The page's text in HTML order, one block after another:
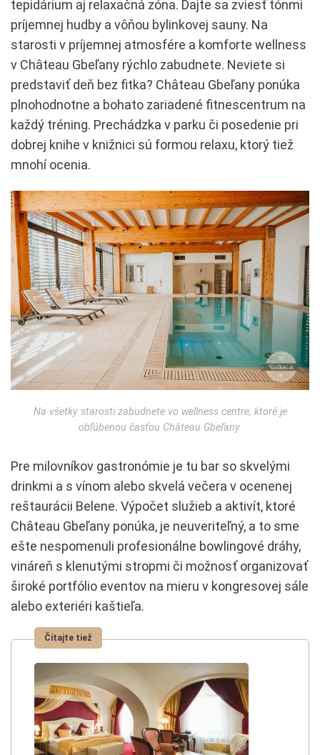
tepidárium aj relaxačná zóna. Dajte sa zviesť tónmi
príjemnej hudby a vôňou bylinkovej sauny. Na
starosti v príjemnej atmosfére a komforte wellness
v Château Gbeľany rýchlo zabudnete. Neviete si
predstaviť deň bez fitka? Château Gbeľany ponúka
plnohodnotne a bohato zariadené fitnescentrum na
každý tréning. Prechádzka v parku či posedenie pri
dobrej knihe v knižnici sú formou relaxu, ktorý tiež
mnohí ocenia.
Na všetky starosti zabudnete vo wellness centre, ktoré je
obľúbenou časťou Château Gbeľany.
Pre milovníkov gastronómie je tu bar so skvelými
drinkmi a s vínom alebo skvelá večera v ocenenej
reštaurácii Belene. Výpočet služieb a aktivít, ktoré
Château Gbeľany ponúka, je neuveriteľný, a to sme
ešte nespomenuli profesionálne bowlingové dráhy,
vináreň s klenutými stropmi či možnosť organizovať
široké portfólio eventov na mieru v kongresovej sále
alebo exteriéri kaštieľa.